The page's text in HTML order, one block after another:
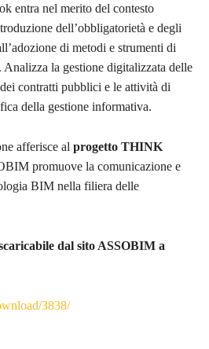
entra nel merito del contesto
dell’obbligatorietà e degli
di metodi e strumenti di
la gestione digitalizzata delle
contratti pubblici e le attività di
della gestione informativa.
afferisce al progetto THINK
promuove la comunicazione e
BIM nella filiera delle
dal sito ASSOBIM a
3838/